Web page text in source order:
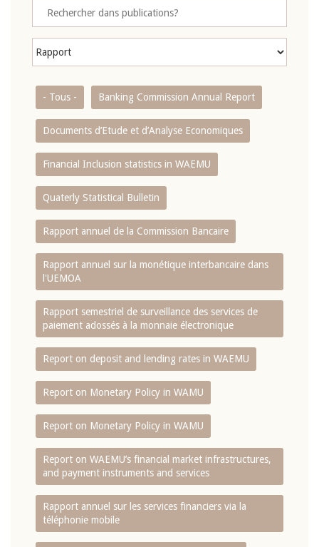
- Tous - Banking Commission Annual Report
Documents d’Etude et d’Analyse Economiques
Financial Inclusion statistics in WAEMU
Quaterly Statistical Bulletin
Rapport annuel de la Commission Bancaire
Rapport annuel sur la monétique interbancaire dans
l'UEMOA
Rapport semestriel de surveillance des services de
paiement adossés à la monnaie électronique
Report on deposit and lending rates in WAEMU
Report on Monetary Policy in WAMU
Report on Monetary Policy in WAMU
Report on WAEMU’s financial market infrastructures,
and payment instruments and services
Rapport annuel sur les services financiers via la
téléphonie mobile